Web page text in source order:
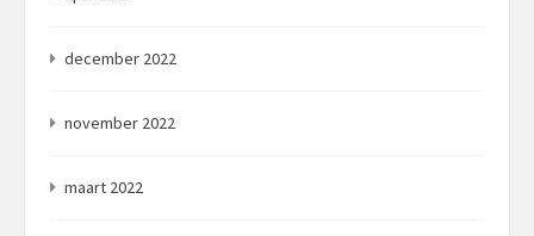
december 2022
november 2022
maart 2022